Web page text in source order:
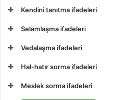
Kendini tanıtma ifadeleri
Selamlaşma ifadeleri
Vedalaşma ifadeleri
Hal-hatır sorma ifadeleri
Meslek sorma ifadeleri